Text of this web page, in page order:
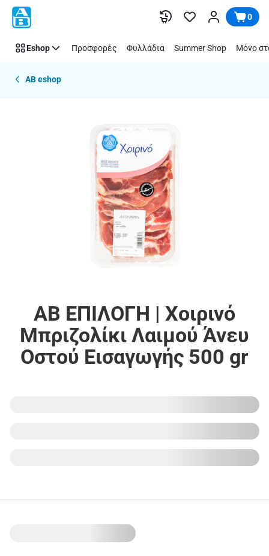
Παράλειψη 0
Eshop Προσφορές Φυλλάδια Summer Shop Μόνο
AB eshop
ΑΒ ΕΠΙΛΟΓΗ | Χοιρινό
Μπριζολίκι Λαιμού Άνευ
Οστού Εισαγωγής 500 gr